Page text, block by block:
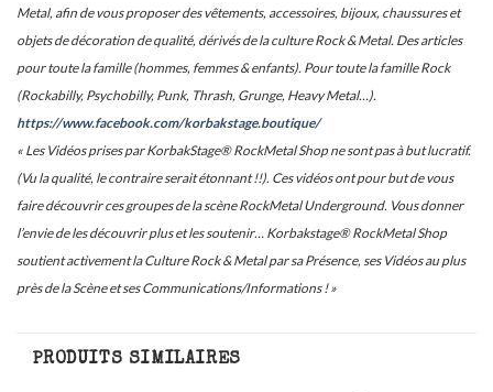
Metal, afin de vous proposer des vêtements, accessoires, bijoux, chaussures et
objets de décoration de qualité, dérivés de la culture Rock & Metal. Des articles
pour toute la famille (hommes, femmes & enfants). Pour toute la famille Rock
(Rockabilly, Psychobilly, Punk, Thrash, Grunge, Heavy Metal…).
https://www.facebook.com/korbakstage.boutique/
« Les Vidéos prises par KorbakStage® RockMetal Shop ne sont pas à but lucratif.
(Vu la qualité, le contraire serait étonnant !!). Ces vidéos ont pour but de vous
faire découvrir ces groupes de la scène RockMetal Underground. Vous donner
l’envie de les découvrir plus et les soutenir… Korbakstage® RockMetal Shop
soutient activement la Culture Rock & Metal par sa Présence, ses Vidéos au plus
près de la Scène et ses Communications/Informations ! »
PRODUITS SIMILAIRES